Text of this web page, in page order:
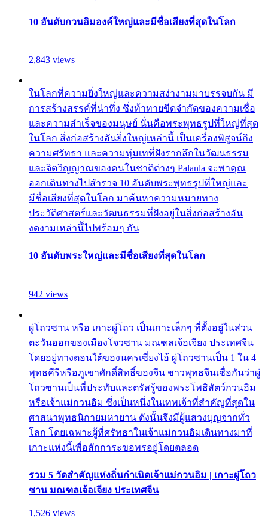
10 อันดับกวนอิมองค์ใหญ่และมีชื่อเสียงที่สุดในโลก
2,843 views
ในโลกที่ความยิ่งใหญ่และความสง่างามมาบรรจบกัน มี
การสร้างสรรค์ที่น่าทึ่ง ซึ่งท้าทายขีดจำกัดของความเชื่อ
และความสำเร็จของมนุษย์ นั่นคือพระพุทธรูปที่ใหญ่ที่สุด
ในโลก สิ่งก่อสร้างอันยิ่งใหญ่เหล่านี้ เป็นเครื่องพิสูจน์ถึง
ความศรัทธา และความทุ่มเทที่ฝังรากลึกในวัฒนธรรม
และจิตวิญญาณของคนในชาติต่างๆ Palanla จะพาคุณ
ออกเดินทางไปสำรวจ 10 อันดับพระพุทธรูปที่ใหญ่และ
มีชื่อเสียงที่สุดในโลก มาค้นหาความหมายทาง
ประวัติศาสตร์และวัฒนธรรมที่ฝังอยู่ในสิ่งก่อสร้างอัน
งดงามเหล่านี้ไปพร้อมๆ กัน
10 อันดับพระใหญ่และมีชื่อเสียงที่สุดในโลก
942 views
ผู่โถวซาน หรือ เกาะผู่โถว เป็นเกาะเล็กๆ ที่ตั้งอยู่ในส่วน
ตะวันออกของเมืองโจวซาน มณฑลเจ้อเจียง ประเทศจีน
โดยอยู่ทางตอนใต้ของนครเซี่ยงไฮ้ ผู่โถวซานเป็น 1 ใน 4
พุทธคีรีหรือภูเขาศักดิ์สิทธิ์ของจีน ชาวพุทธจีนเชื่อกันว่าผู่
โถวซานเป็นที่ประทับและตรัสรู้ของพระโพธิสัตว์กวนอิม
หรือเจ้าแม่กวนอิม ซึ่งเป็นหนึ่งในเทพเจ้าที่สำคัญที่สุดใน
ศาสนาพุทธนิกายมหายาน ดังนั้นจึงมีผู้แสวงบุญจากทั่ว
โลก โดยเฉพาะผู้ที่ศรัทธาในเจ้าแม่กวนอิมเดินทางมาที่
เกาะแห่งนี้เพื่อสักการะขอพรอยู่โดยตลอด
รวม 5 วัดสำคัญแห่งถิ่นกำเนิดเจ้าแม่กวนอิม | เกาะผู่โถว
ซาน มณฑลเจ้อเจียง ประเทศจีน
1,526 views